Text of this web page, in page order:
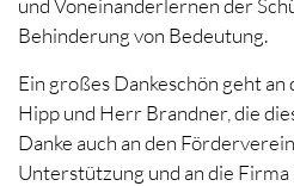
Behinderung von Bedeutung.
Ein großes Dankeschön geht
Hipp und Herr Brandner, die
Danke auch an den
Unterstützung und an die